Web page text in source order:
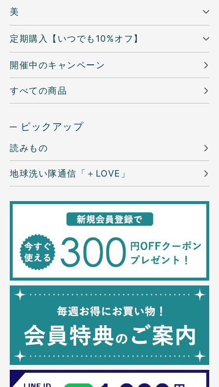
美
定期購入【いつでも10%オフ】
開催中のキャンペーン
すべての商品
─ ピックアップ
読みもの
地球洗い隊通信「＋LOVE」